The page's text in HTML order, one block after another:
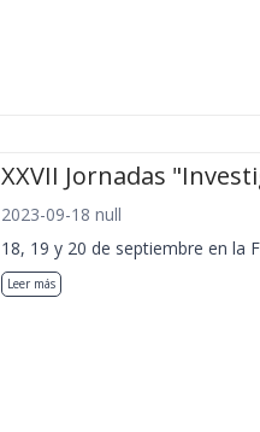
XXVII Jornadas
2023-09-18 null
18, 19 y 20 de septiembre en la
Leer más